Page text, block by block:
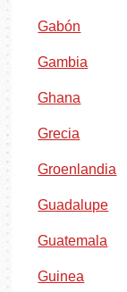
Gabón
Gambia
Ghana
Grecia
Groenlandia
Guadalupe
Guatemala
Guinea